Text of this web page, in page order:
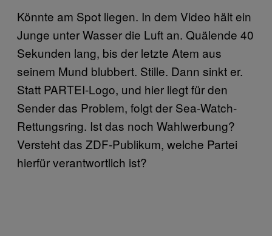
Könnte am Spot liegen. In dem Video hält ein
Junge unter Wasser die Luft an. Quälende 40
Sekunden lang, bis der letzte Atem aus
seinem Mund blubbert. Stille. Dann sinkt er.
Statt PARTEI-Logo, und hier liegt für den
Sender das Problem, folgt der Sea-Watch-
Rettungsring. Ist das noch Wahlwerbung?
Versteht das ZDF-Publikum, welche Partei
hierfür verantwortlich ist?